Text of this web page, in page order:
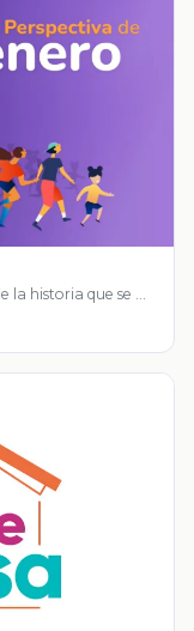
la historia que se …